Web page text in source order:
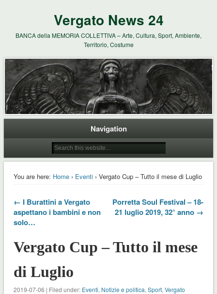
Vergato News 24
BANCA della MEMORIA COLLETTIVA – Arte, Cultura, Sport, Ambiente,
Territorio, Costume
Navigation
You are here: Home› Eventi› Vergato Cup – Tutto il mese di Luglio
← I Burattini a Vergato
aspettano i bambini e non
solo…
Porretta Soul Festival – 18-
21 luglio 2019, 32° anno →
Vergato Cup – Tutto il mese
di Luglio
2019-07-06 | Filed under: Eventi, Notizie e politica, Sport, Vergato